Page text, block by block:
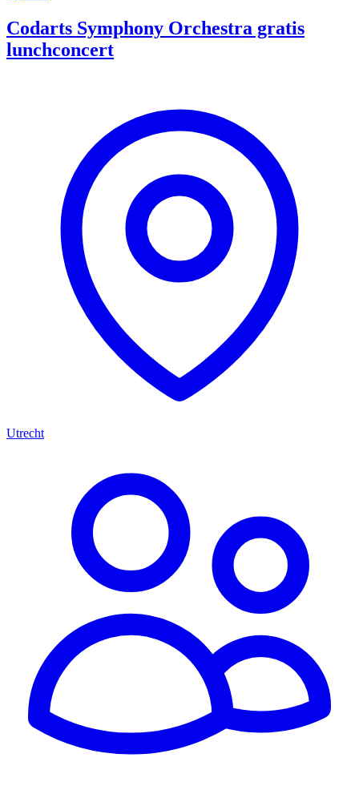
Codarts Symphony Orchestra gratis
lunchconcert
Utrecht